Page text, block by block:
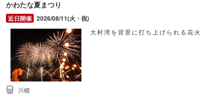
かわたな夏まつり
2026/08/11(火・祝)
大村湾を背景に打ち上げられる花火
川棚